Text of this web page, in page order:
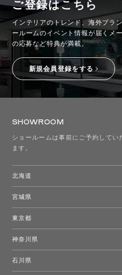
ご登録はこちら
インテリアのトレンド、海外ブラ
ールームのイベント情報が届くメ
の応募など特典が満載。
新規会員登録をする
SHOWROOM
ショールームは事前にご予約してい
ます。
北海道
宮城県
東京都
モーイ東京
キーブー東京
神奈川県
石川県